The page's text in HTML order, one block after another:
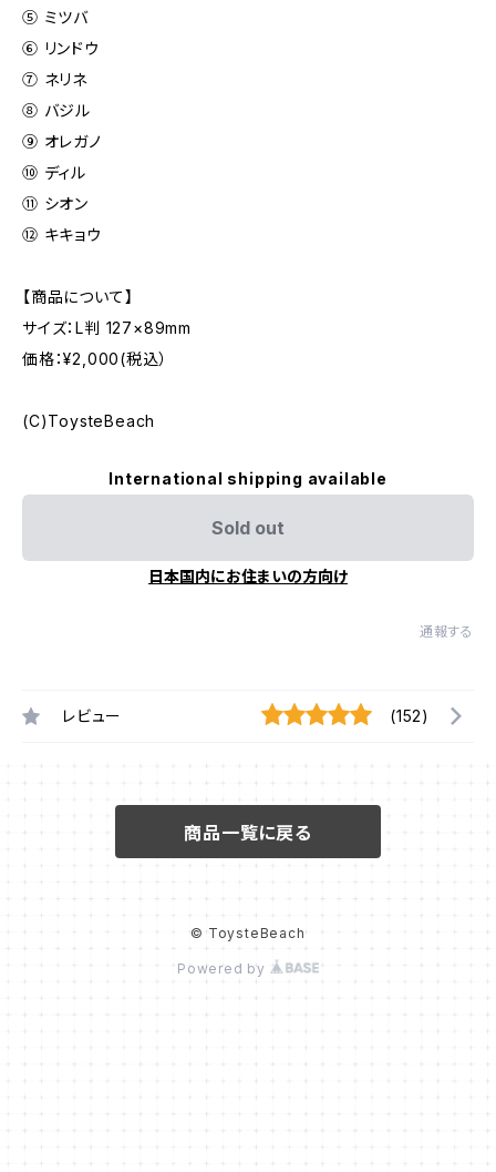
⑤ ミツバ
⑥ リンドウ
⑦ ネリネ
⑧ バジル
⑨ オレガノ
⑩ ディル
⑪ シオン
⑫ キキョウ
【商品について】
サイズ：L判 127×89mm
価格：¥2,000(税込）
(C)ToysteBeach
International shipping available
Sold out
日本国内にお住まいの方向け
通報する
レビュー (152)
商品一覧に戻る
© ToysteBeach
Powered by